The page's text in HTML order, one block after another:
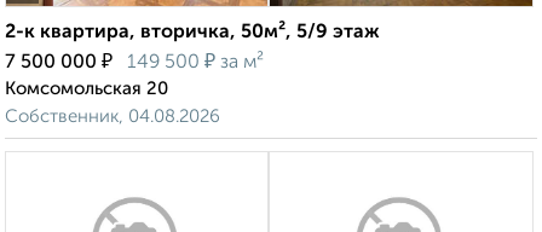
2-к квартира, вторичка, 50м², 5/9 этаж
7 500 000 ₽ 149 500 ₽ за м²
Комсомольская 20
Собственник, 04.08.2026